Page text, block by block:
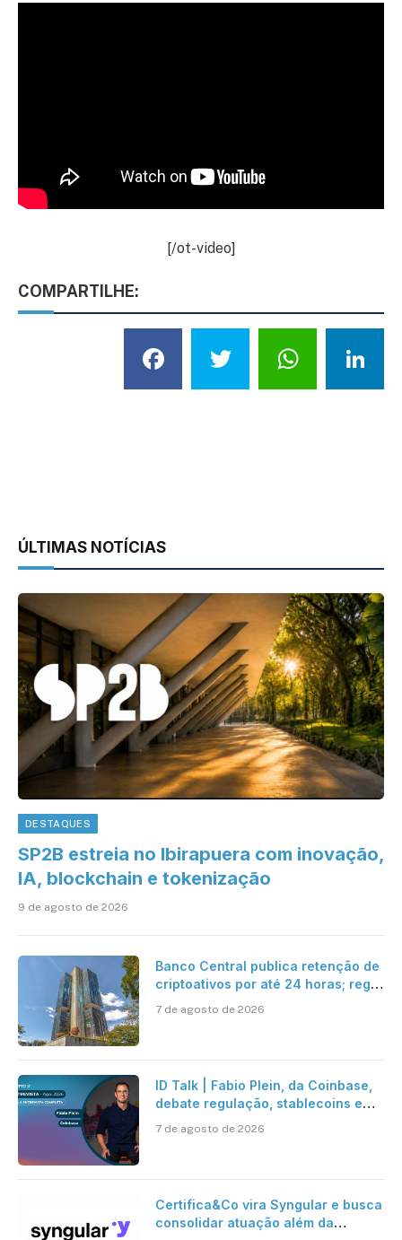
[/ot-video]
COMPARTILHE:
Facebook
Twitter
ÚLTIMAS NOTÍCIAS
DESTAQUES
SP2B estreia no Ibirapuera com inovação,
IA, blockchain e tokenização
9 de agosto de 2026
Banco Central publica retenção de
criptoativos por até 24 horas; regra
7 de agosto de 2026
ID Talk | Fabio Plein, da Coinbase,
debate regulação, stablecoins e
7 de agosto de 2026
Certifica&Co vira Syngular e busca
consolidar atuação além da